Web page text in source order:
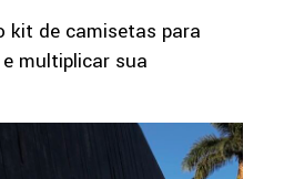
kit de camisetas para
multiplicar sua